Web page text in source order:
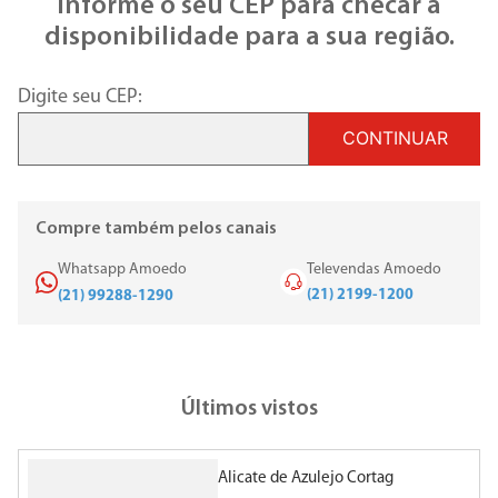
Informe o seu CEP para checar a
disponibilidade para a sua região.
Digite seu CEP:
CONTINUAR
Compre também pelos canais
Whatsapp Amoedo
(21) 99288-1290
Televendas Amoedo
(21) 2199-1200
Últimos vistos
Alicate de Azulejo Cortag